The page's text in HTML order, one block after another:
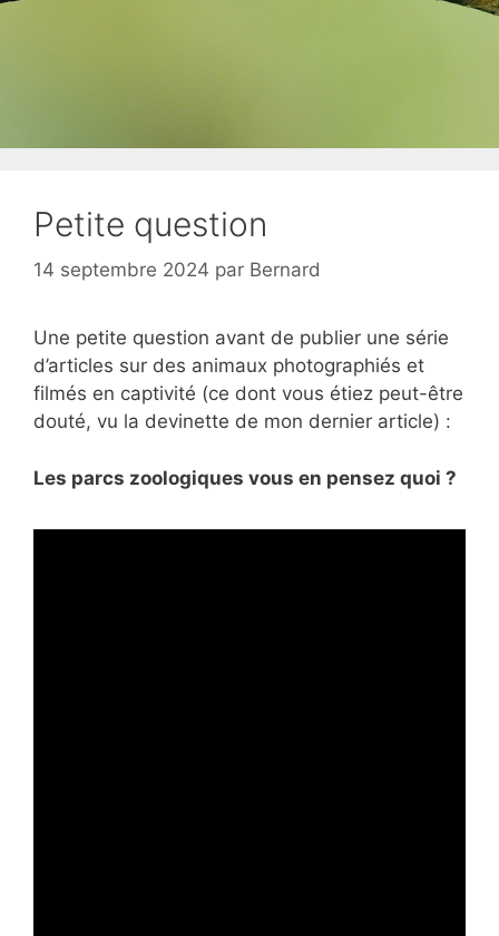
Petite question
14 septembre 2024 par Bernard
Une petite question avant de publier une série
d’articles sur des animaux photographiés et
filmés en captivité (ce dont vous étiez peut-être
douté, vu la devinette de mon dernier article) :
Les parcs zoologiques vous en pensez quoi ?